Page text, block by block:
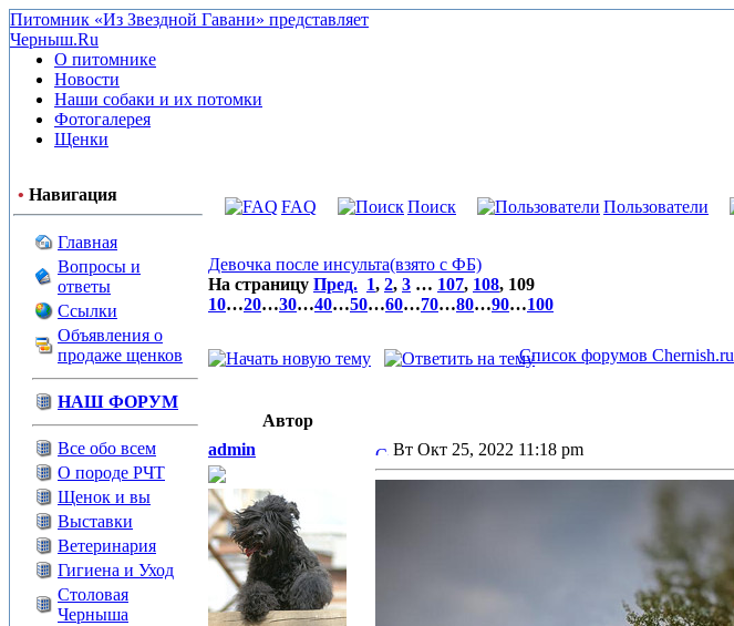
Питомник «Из Звездной Гавани» представляет
Черныш.Ru
О питомнике
Новости
Наши собаки и их потомки
Фотогалерея
Щенки
• Навигация
Главная
Вопросы и
ответы
Ссылки
Объявления о
продаже щенков
НАШ ФОРУМ
Все обо всем
О породе РЧТ
Щенок и вы
Выставки
Ветеринария
Гигиена и Уход
Столовая
Черныша
FAQ Поиск Пользователи
Девочка после инсульта(взято с ФБ)
На страницу Пред. 1, 2, 3 … 107, 108, 109
10…20…30…40…50…60…70…80…90…100
Список форумов Chernish.ru
Автор
admin
Вт Окт 25, 2022 11:18 pm